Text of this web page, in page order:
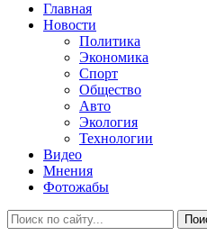
Главная
Новости
Политика
Экономика
Спорт
Общество
Авто
Экология
Технологии
Видео
Мнения
Фотожабы